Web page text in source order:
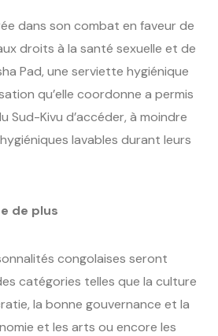
dans son combat en faveur de
droits à la santé sexuelle et de
Pad, une serviette hygiénique
qu’elle coordonne a permis
Sud-Kivu d’accéder, à moindre
lavables durant leurs
de plus
congolaises seront
catégories telles que la culture
la bonne gouvernance et la
et les arts ou encore les